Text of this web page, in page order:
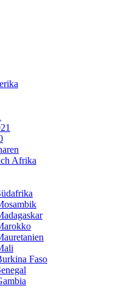
Afrika
Faso